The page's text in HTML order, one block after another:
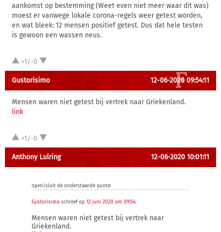
aankomst op bestemming (Weet even niet meer waar dit was)
moest er vanwege lokale corona-regels weer getest worden,
en wat bleek: 12 mensen positief getest. Dus dat hele testen
is gewoon een wassen neus.
+1/-0
Gustorisimo 12-06-2020 09:54:11
Mensen waren niet getest bij vertrek naar Griekenland.
link
+1/-0
Anthony Lulring 12-06-2020 10:01:11
open/sluit de onderstaande quote:
Gustorisimo schreef op 12 juni 2020 om 09:54:
Mensen waren niet getest bij vertrek naar
Griekenland.